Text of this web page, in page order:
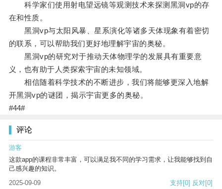
科学家们使用射电望远镜等观测技术来探测黑洞vp的存
在和性质。
黑洞vp与太阳风暴、星系演化等诸多天体现象有着密切
的联系，可以帮助我们更好地理解宇宙的奥秘。
黑洞vp的研究对于推动天体物理学的发展具有重要意
义，也有助于人类探索宇宙的未知领域。
相信随着科学技术的不断进步，我们将能够更深入地解
开黑洞vp的谜团，揭示宇宙更多的奥秘。
#44#
评论
游客
这款app的课程非常丰富，可以满足我不同的学习需求，让我能够找到自
己感兴趣的知识。
2025-09-09
支持[0] 反对[0]